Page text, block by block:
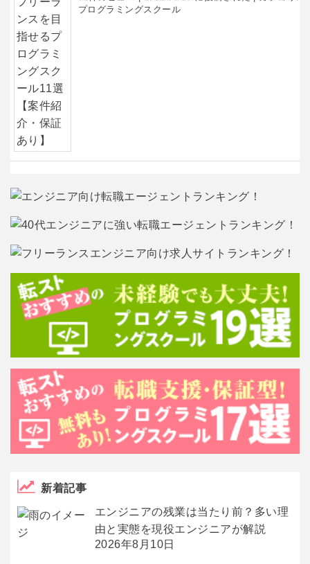
プログラミングスクール
新着記事
エンジニアの残業は当たり前？多い理
由と実態を現役エンジニアが解説
2026年8月10日